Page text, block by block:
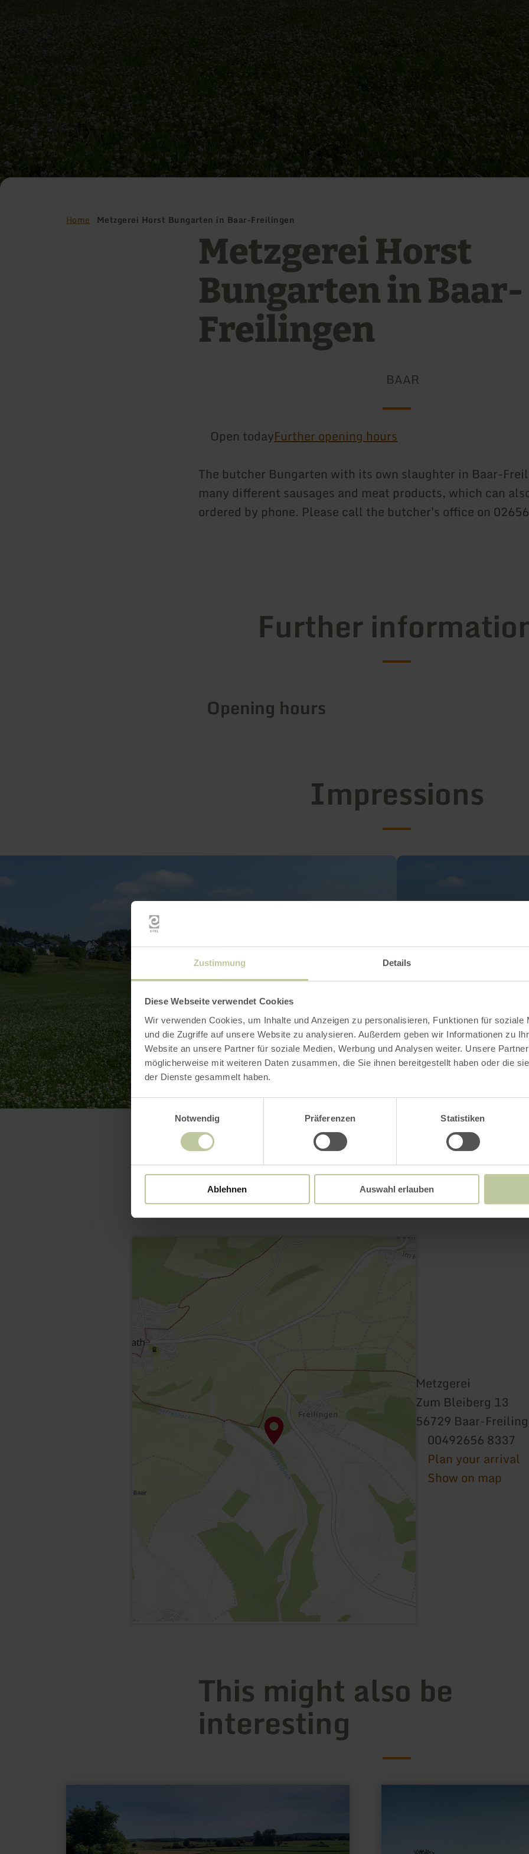
Zustimmung Details
Diese Webseite verwendet Cookies
Wir verwenden Cookies, um Inhalte und Anzeigen zu personalisieren, Funktionen für soziale
und die Zugriffe auf unsere Website zu analysieren. Außerdem geben wir Informationen zu
Website an unsere Partner für soziale Medien, Werbung und Analysen weiter. Unsere
möglicherweise mit weiteren Daten zusammen, die Sie ihnen bereitgestellt haben oder die
der Dienste gesammelt haben.
Einwilligungsauswahl
Notwendig
Präferenzen Statistiken
Ablehnen Auswahl erlauben
Home Metzgerei Horst Bungarten in Baar-Freilingen
Metzgerei Horst
Bungarten in Baar-
Freilingen
BAAR
Open todayFurther opening hours
The butcher Bungarten with its own slaughter in Baar-
many different sausages and meat products, which can
ordered by phone. Please call the butcher's office on
Further
Opening hours
Impressions
Contact
Metzgerei
Zum Bleiberg 13
56729 Baar-
00492656 8337
Plan your arrival
Show on map
This might also be
interesting
about:
Römischer
Bergbau